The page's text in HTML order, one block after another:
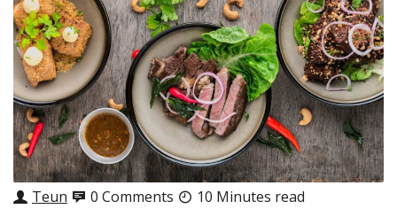
Teun 0 Comments 10 Minutes read